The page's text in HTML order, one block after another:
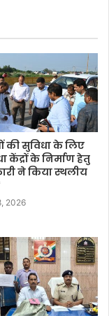
की सुविधा के लिए
केंद्रों के निर्माण हेतु
ने किया स्थलीय
2026